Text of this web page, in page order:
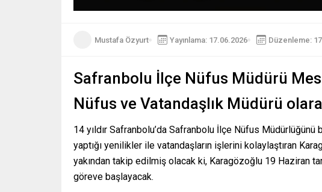
Mustafa Özyurt Yayınlama: 17.06.2026 Düzenleme:
Safranbolu İlçe Nüfus Müdürü
Nüfus ve Vatandaşlık Müdürü
14 yıldır Safranbolu’da Safranbolu İlçe Nüfus
yaptığı yenilikler ile vatandaşların işlerini kolaylaştıran
yakından takip edilmiş olacak ki, Karagözoğlu 19 Haziran
göreve başlayacak.